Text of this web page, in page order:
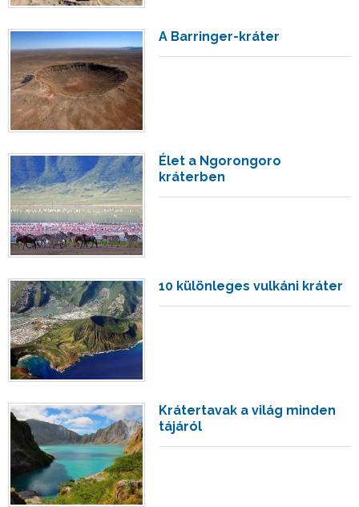
A Barringer-kráter
Élet a Ngorongoro
kráterben
10 különleges vulkáni kráter
Krátertavak a világ minden
tájáról